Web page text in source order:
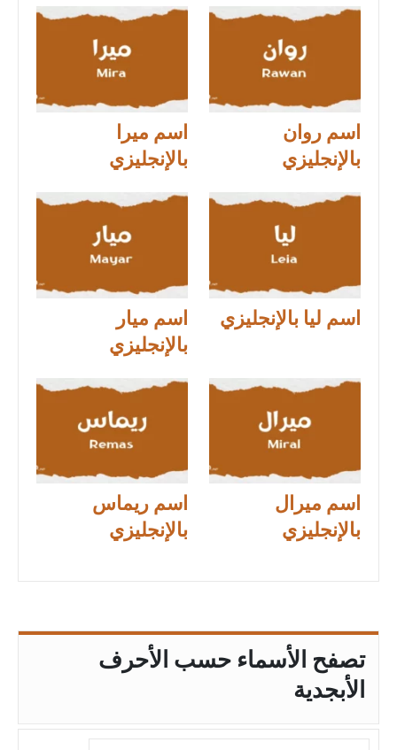
اسم روان
بالإنجليزي
اسم ميرا
بالإنجليزي
اسم ليا بالإنجليزي
اسم ميار
بالإنجليزي
اسم ميرال
بالإنجليزي
اسم ريماس
بالإنجليزي
تصفح الأسماء حسب الأحرف
الأبجدية